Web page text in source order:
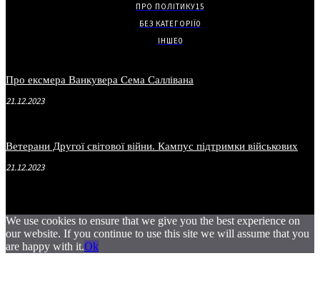
ПРО ПОЛІТИКУ15
БЕЗ КАТЕГОРІЇ0
ІНШЕ0
Про ексмера Ванкувера Сема Саллівана
21.12.2023
Ветерани Другої світової війни. Кампус підтримки військових
21.12.2023
We use cookies to ensure that we give you the best experience on
our website. If you continue to use this site we will assume that you
are happy with it.Ok